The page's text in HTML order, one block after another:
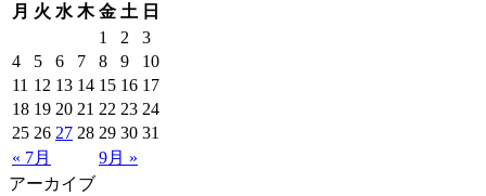
月 火 水 木 金 土 日
« 7月 9月 »
1 2
3
4
5 6 7 8 9
10
11 12 13 14 15 16 17
18 19 20 21 22 23 24
25 26 27 28 29 30 31
アーカイブ